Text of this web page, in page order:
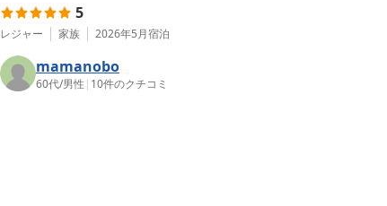
5
レジャー 家族 2026年5月宿泊
mamanobo
60代/男性 | 10件のクチコミ